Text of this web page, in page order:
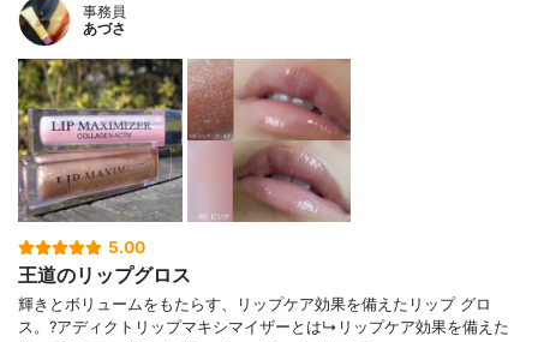
事務員
あづさ
5.00
王道のリップグロス
輝きとボリュームをもたらす、リップケア効果を備えたリップ グロ
ス。?アディクトリップマキシマイザーとは↳リップケア効果を備えた